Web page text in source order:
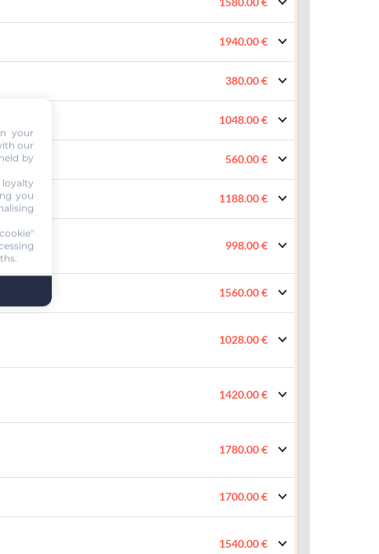
1940.00 €
380.00 €
1048.00 €
560.00 €
1188.00 €
998.00 €
1560.00 €
1028.00 €
1420.00 €
1780.00 €
1700.00 €
1540.00 €
your
our
by
you